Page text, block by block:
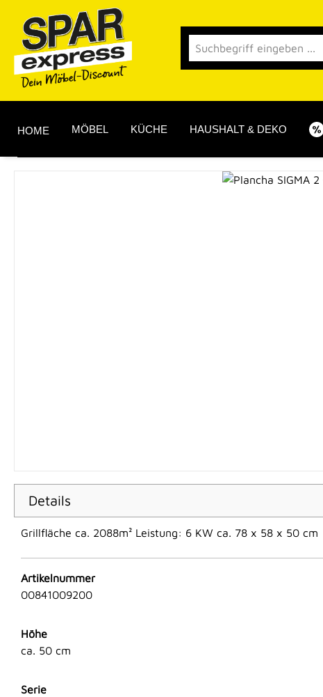
Hauptinhalt springen
Zur Suche springen
Zur Hauptnavigation springen
HOME MÖBEL KÜCHE HAUSHALT & DEKO
Details
Grillfläche ca. 2088m² Leistung: 6 KW ca. 78 x 58 x 50 cm
Artikelnummer
00841009200
Höhe
ca. 50 cm
Serie